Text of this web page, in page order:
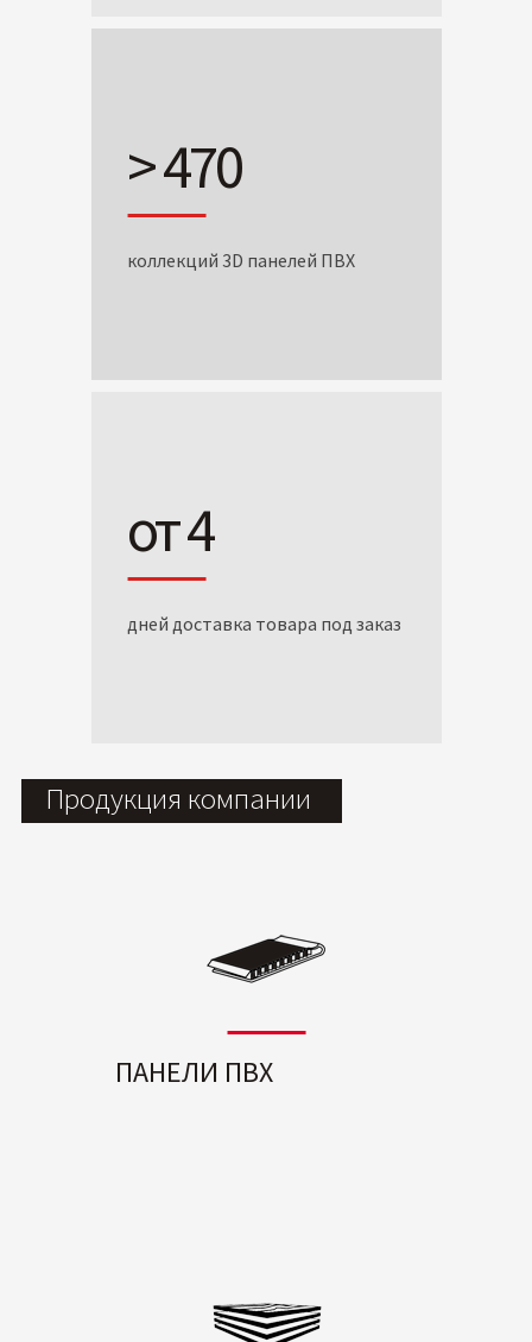
> 470
коллекций 3D панелей ПВХ
от 4
дней доставка товара под заказ
Продукция компании
ПАНЕЛИ ПВХ